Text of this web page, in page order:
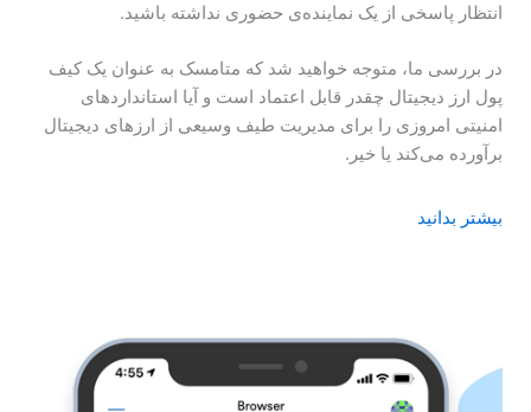
انتظار پاسخی از یک نماینده‌ی حضوری نداشته باشید.
در بررسی ما، متوجه خواهید شد که متامسک به عنوان یک کیف
پول ارز دیجیتال چقدر قابل اعتماد است و آیا استانداردهای
امنیتی امروزی را برای مدیریت طیف وسیعی از ارزهای دیجیتال
برآورده می‌کند یا خیر.
بیشتر بدانید